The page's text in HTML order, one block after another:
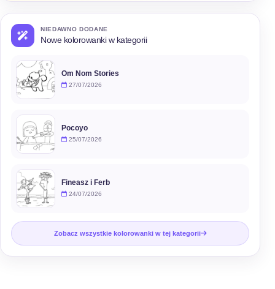
NIEDAWNO DODANE
Nowe kolorowanki w kategorii
Om Nom Stories
27/07/2026
Pocoyo
25/07/2026
Fineasz i Ferb
24/07/2026
Zobacz wszystkie kolorowanki w tej kategorii